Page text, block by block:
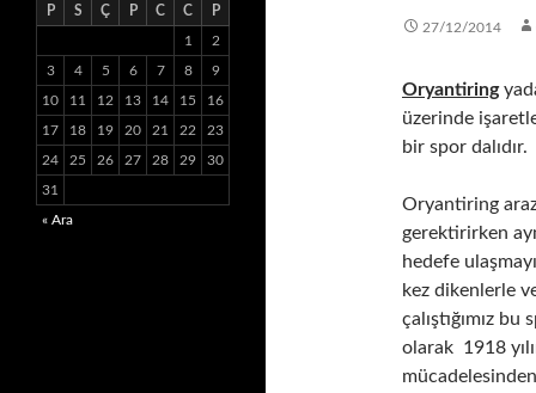
27/12/2014
Oryantiring
üzerinde
bir spor dalıdır.
Oryantiring
gerektirirken
hedefe
kez dikenlerle
çalıştığımız
olarak 1918
P S Ç P C C P
1 2
3 4 5 6 7 8 9
10 11 12 13 14 15 16
17 18 19 20 21 22 23
24 25 26 27 28 29 30
31
« Ara